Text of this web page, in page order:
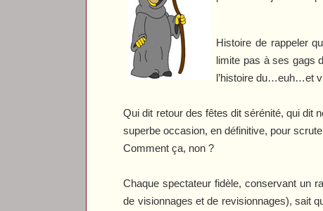
Histoire de rappeler
limite pas à ses gags
l’histoire du…euh…et
Qui dit retour des fêtes dit sérénité, qui dit
superbe occasion, en définitive, pour
Comment ça, non ?
Chaque spectateur fidèle, conservant un
de visionnages et de revisionnages), sait